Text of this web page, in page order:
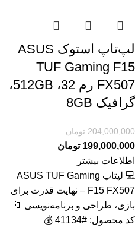
لپ‌تاپ استوک ASUS
TUF Gaming F15
FX507 رم 32، 512GB،
گرافیک 8GB
204,000,000 تومان
199,000,000 تومان
اطلاعات بیشتر
💻 لپتاپ ASUS TUF Gaming
F15 FX507 – نهایت قدرت برای
بازی، طراحی و برنامه‌نویسی 🔖
کد محصول: #41134 💰